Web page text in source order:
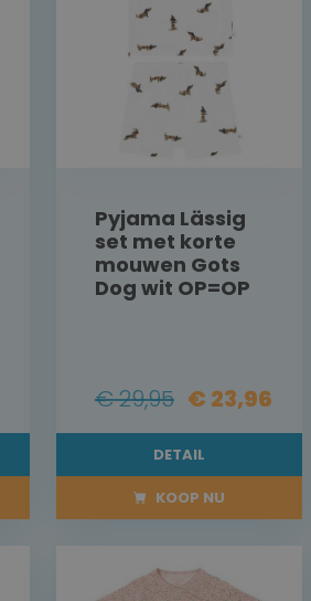
Pyjama Lässig
set met korte
mouwen Gots
Dog wit OP=OP
€ 29,95 € 23,96
DETAIL
KOOP NU